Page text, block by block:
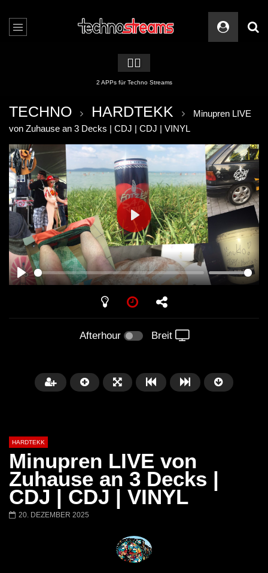
🏳️‍🌈
2 APPs für Techno Streams
TECHNO HARDTEKK
Minupren LIVE
von Zuhause an 3 Decks | CDJ | CDJ | VINYL
PLAY
PLAY
Afterhour Breit
Später
Halberstadt 06.07.13 [HQ]
00:52:44
HARDTEKK
Minupren LIVE von
Zuhause an 3 Decks |
CDJ | CDJ | VINYL
20. DEZEMBER 2025